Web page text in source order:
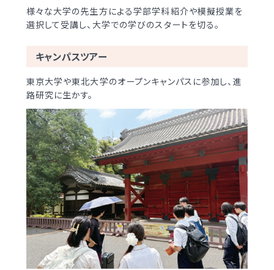
様々な大学の先生方による学部学科紹介や模擬授業を
選択して受講し、大学での学びのスタートを切る。
キャンパスツアー
東京大学や東北大学のオープンキャンパスに参加し、進
路研究に生かす。